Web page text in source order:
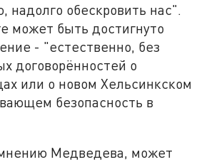
надолго обескровить нас".
может быть достигнуто
- "естественно, без
договорённостей о
или о новом Хельсинкском
безопасность в
Медведева, может